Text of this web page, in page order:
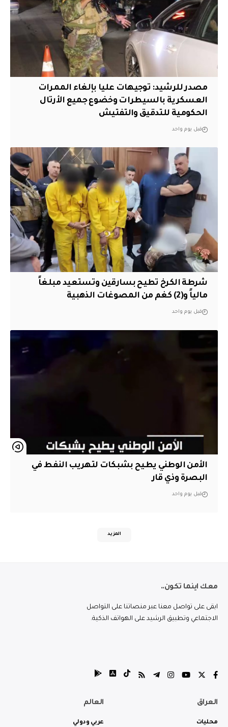
مصدر للرشيد: توجيهات عليا بإلغاء الممرات
العسكرية بالسيطرات وخضوع جميع الأرتال
الحكومية للتدقيق والتفتيش
قبل يوم واحد
شرطة الكرخ تطيح بسارقين وتستعيد مبلغاً
مالياً و(2) كغم من المصوغات الذهبية
قبل يوم واحد
الأمن الوطني يطيح بشبكات لتهريب النفط في
البصرة وذي قار
قبل يوم واحد
المزيد
معك اينما تكون..
ابقى على تواصل معنا عبر منصاتنا على التواصل
الاجتماعي وتطبيق الرشيد على الهواتف الذكية.
العراق
محليات
العالم
عربي ودولي